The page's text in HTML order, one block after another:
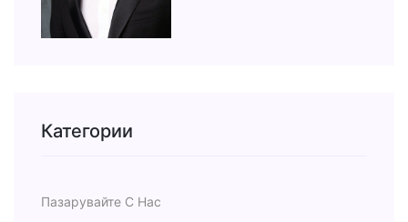
Категории
Пазарувайте С Нас